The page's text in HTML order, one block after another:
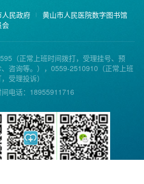
人民政府
黄山市人民医院数字图书馆
会
（正常上班时间拨打，受理挂号、预
咨询等。），0559-2510910（正常上班
受理投诉）
电话：18955911716